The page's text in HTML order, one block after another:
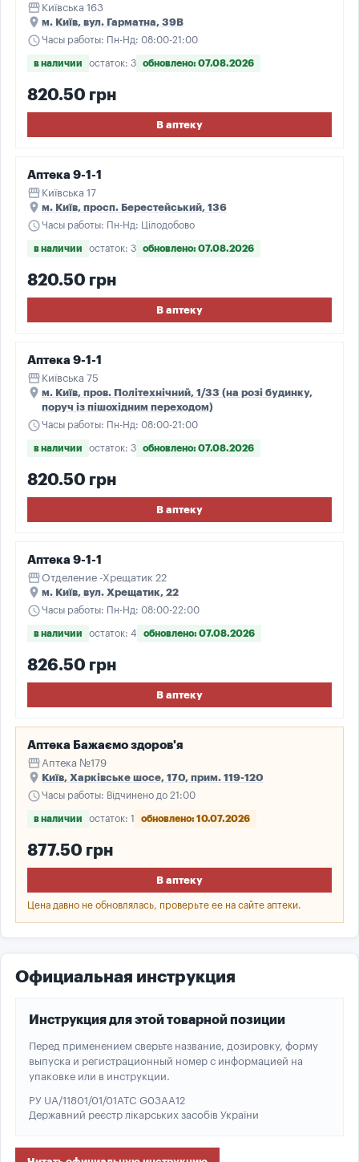
storefront Київська 163
place м. Київ, вул. Гарматна, 39В
scheduleЧасы работы: Пн-Нд: 08:00-21:00
в наличии остаток: 3 обновлено: 07.08.2026
820.50 грн
В аптеку
Аптека 9-1-1
storefront Київська 17
place м. Київ, просп. Берестейський, 136
scheduleЧасы работы: Пн-Нд: Цілодобово
в наличии остаток: 3 обновлено: 07.08.2026
820.50 грн
В аптеку
Аптека 9-1-1
storefront Київська 75
place м. Київ, пров. Політехнічний, 1/33 (на розі будинку,
поруч із пішохідним переходом)
scheduleЧасы работы: Пн-Нд: 08:00-21:00
в наличии остаток: 3 обновлено: 07.08.2026
820.50 грн
В аптеку
Аптека 9-1-1
storefrontОтделение -Хрещатик 22
place м. Київ, вул. Хрещатик, 22
scheduleЧасы работы: Пн-Нд: 08:00-22:00
в наличии остаток: 4 обновлено: 07.08.2026
826.50 грн
В аптеку
Аптека Бажаємо здоров'я
storefront Аптека №179
place Київ, Харківське шосе, 170, прим. 119-120
scheduleЧасы работы: Відчинено до 21:00
в наличии остаток: 1 обновлено: 10.07.2026
877.50 грн
В аптеку
Цена давно не обновлялась, проверьте ее на сайте аптеки.
Официальная инструкция
Инструкция для этой товарной позиции
Перед применением сверьте название, дозировку, форму
выпуска и регистрационный номер с информацией на
упаковке или в инструкции.
РУ UA/11801/01/01ATC G03AA12
Державний реєстр лікарських засобів України